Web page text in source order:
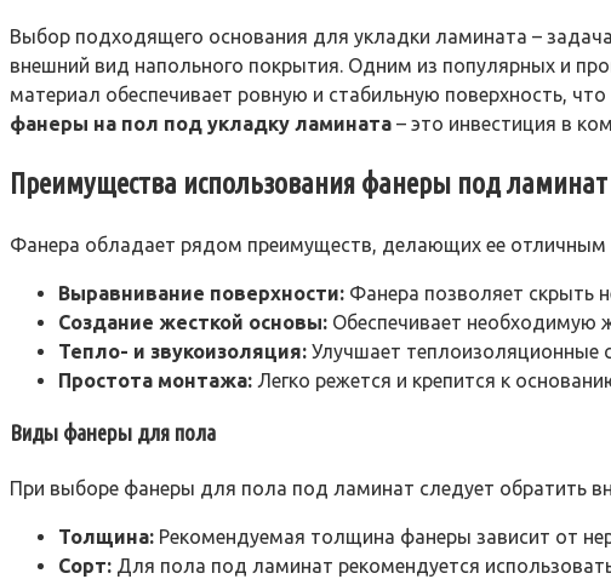
Выбор подходящего основания для укладки ламината –
внешний вид напольного покрытия. Одним из популярных и
материал обеспечивает ровную и стабильную поверхность,
фанеры на пол под укладку ламината – это инвестиция в
Преимущества использования фанеры под ламинат
Фанера обладает рядом преимуществ, делающих ее
Выравнивание поверхности: Фанера позволяет скрыть
Создание жесткой основы: Обеспечивает необходимую
Тепло- и звукоизоляция: Улучшает теплоизоляционные
Простота монтажа: Легко режется и крепится к
Виды фанеры для пола
При выборе фанеры для пола под ламинат следует обратить
Толщина: Рекомендуемая толщина фанеры зависит от
Сорт: Для пола под ламинат рекомендуется